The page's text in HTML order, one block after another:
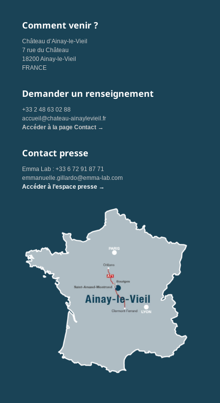
Comment venir ?
Château d’Ainay-le-Vieil
7 rue du Château
18200 Ainay-le-Vieil
FRANCE
Demander un renseignement
+33 2 48 63 02 88
accueil@chateau-ainaylevieil.fr
Accéder à la page Contact →
Contact presse
Emma Lab : +33 6 72 91 87 71
emmanuelle.gillardo@emma-lab.com
Accéder à l’espace presse →